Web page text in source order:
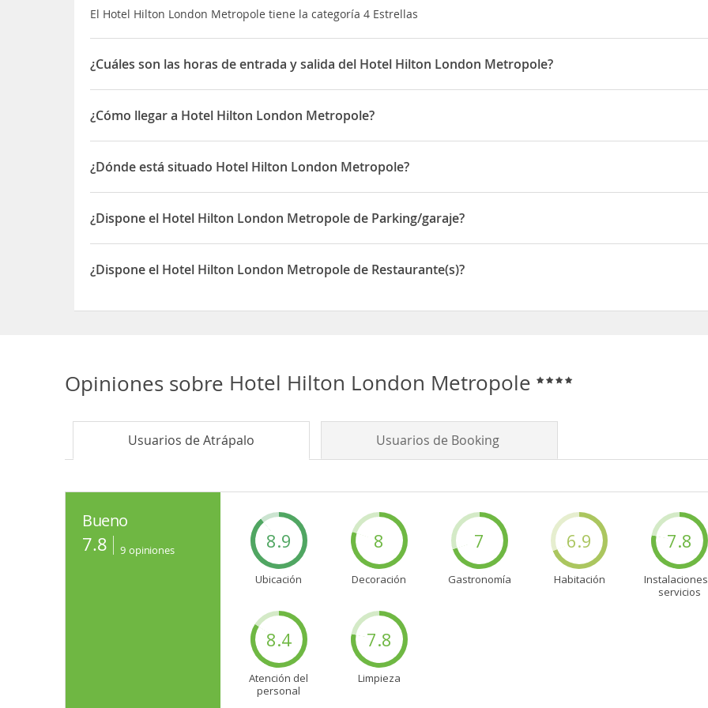
El Hotel Hilton London Metropole tiene la categoría 4 Estrellas
¿Cuáles son las horas de entrada y salida del Hotel Hilton London Metropole?
La entrada a Hotel Hilton London Metropole es a partir de las 15:00 horas y la salida hasta las 12:00 horas
¿Cómo llegar a Hotel Hilton London Metropole?
Está a escasos metros de la estación de metro y tren dePaddington, a solo 2 minutos del metro de Edgware Road.
Tendrás la calle comercialOxford Streeta 600 metros y el famoso parque de Hyde Park a 800 metros. El museo de
Tussauds está a 15 minutos.
¿Dónde está situado Hotel Hilton London Metropole?
El Hotel Hilton London Metropole está situado en 225 Edgware Road
¿Dispone el Hotel Hilton London Metropole de Parking/garaje?
Sí, el Hotel Hilton London Metropole dispone de Parking/garaje
¿Dispone el Hotel Hilton London Metropole de Restaurante(s)?
Opiniones sobre Hotel Hilton London Metropole
Usuarios deAtrápalo Usuarios de Booking
Bueno
7.8 9 opiniones 8.9
Ubicación
8
Decoración
7
Gastronomía
6.9
Habitación
7.8
servicios
8.4
Atención del
personal
7.8
Limpieza